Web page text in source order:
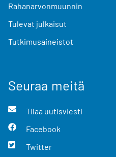
Rahanarvonmuunnin
Tulevat julkaisut
Tutkimusaineistot
Seuraa meitä
Tilaa uutisviesti
Facebook
Twitter